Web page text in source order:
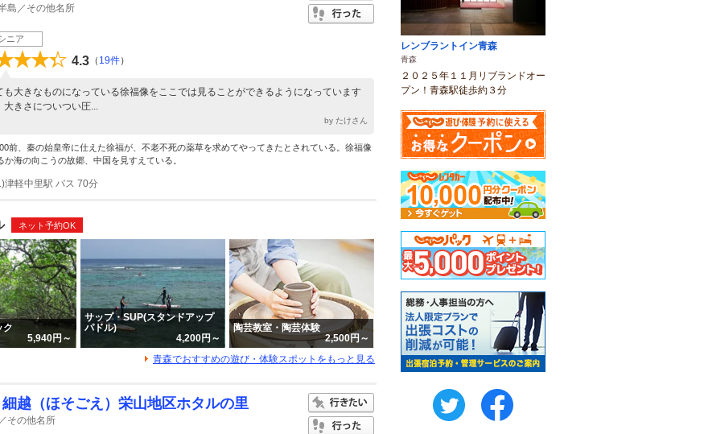
島／その他名所
ニア
4.3 （ 19件）
も大きなものになっている徐福像をここでは見ることができるようになっています
大きさについつい圧...
by たけさん
前、秦の始皇帝に仕えた徐福が、不老不死の薬草を求めてやってきたとされている。徐福像
か海の向こうの故郷、中国を見すえている。
津軽中里駅 バス 70分
ネット予約OK
ク
5,940円～
サップ・SUP(スタンドアップ
パドル)
4,200円～
陶芸教室・陶芸体験
2,500円～
青森でおすすめの遊び・体験スポットをもっと見る
細越（ほそごえ）栄山地区ホタルの里
その他名所
レンブラントイン青森
青森
２０２５年１１月リブランドオー
プン！青森駅徒歩約３分
twitter